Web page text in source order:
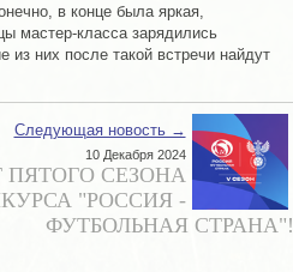
в конце была яркая,
мастер-класса зарядились
них после такой встречи найдут
Следующая новость →
10 Декабря 2024
ПЯТОГО СЕЗОНА
"РОССИЯ -
ФУТБОЛЬНАЯ СТРАНА"!